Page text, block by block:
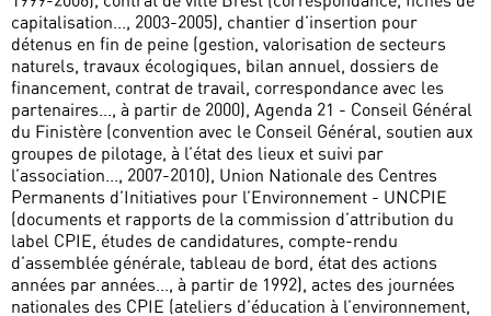
capitalisation..., 2003-2005), chantier d’insertion pour
détenus en fin de peine (gestion, valorisation de secteurs
naturels, travaux écologiques, bilan annuel, dossiers de
financement, contrat de travail, correspondance avec les
partenaires..., à partir de 2000), Agenda 21 - Conseil Général
du Finistère (convention avec le Conseil Général, soutien aux
groupes de pilotage, à l’état des lieux et suivi par
l’association..., 2007-2010), Union Nationale des Centres
Permanents d’Initiatives pour l’Environnement - UNCPIE
(documents et rapports de la commission d’attribution du
label CPIE, études de candidatures, compte-rendu
d’assemblée générale, tableau de bord, état des actions
années par années..., à partir de 1992), actes des journées
nationales des CPIE (ateliers d’éducation à l’environnement,